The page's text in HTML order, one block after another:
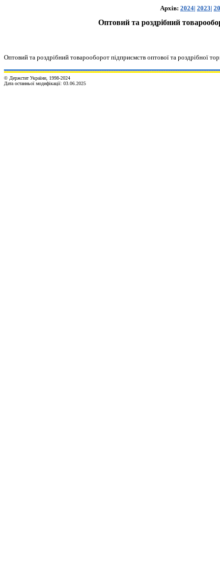
Архів: 2024| 2023|
Оптовий та роздрібний
Оптовий та роздрібний товарооборот підприємств оптової та роздрібної
© Держстат України, 1998-2024
Дата останньої модифікації: 03.06.2025